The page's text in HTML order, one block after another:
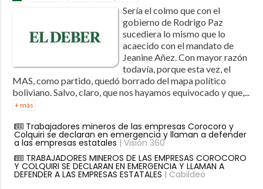
Sería el colmo que con el
gobierno de Rodrigo Paz
sucediera lo mismo que lo
acaecido con el mandato de
Jeanine Añez. Con mayor razón
todavía, porque esta vez, el
MAS, como partido, quedó borrado del mapa político
boliviano. Salvo, claro, que nos hayamos equivocado y que,...
+ más
Trabajadores mineros de las empresas Corocoro y
Colquiri se declaran en emergencia y llaman a defender
a las empresas estatales | Visión 360
TRABAJADORES MINEROS DE LAS EMPRESAS COROCORO
Y COLQUIRI SE DECLARAN EN EMERGENCIA Y LLAMAN A
DEFENDER A LAS EMPRESAS ESTATALES | Cabildeo